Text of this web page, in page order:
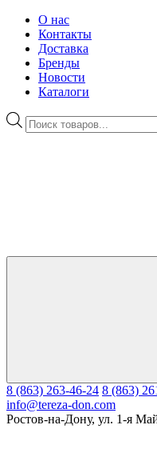
О нас
Контакты
Доставка
Бренды
Новости
Каталоги
Поиск
товаров
8 (863) 263-46-24 8 (863)
info@tereza-don.com
Ростов-на-Дону, ул. 1-я